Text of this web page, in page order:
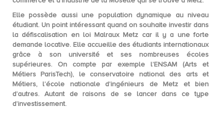
Elle possède aussi une population dynamique au niveau
étudiant. Un point intéressant quand on souhaite investir dans
la défiscalisation en loi Malraux Metz car il y a une forte
demande locative. Elle accueille des étudiants internationaux
grâce à son université et ses nombreuses écoles
supérieures. On compte par exemple l’ENSAM (Arts et
Métiers ParisTech), le conservatoire national des arts et
Métiers, l’école nationale d’ingénieurs de Metz et bien
d’autres. Autant de raisons de se lancer dans ce type
d’investissement.